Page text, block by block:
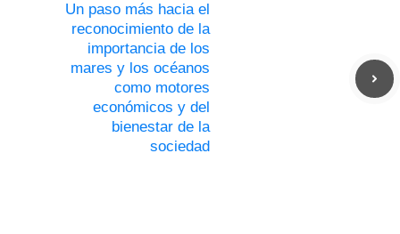
Un paso más hacia el
reconocimiento de la
importancia de los
mares y los océanos
como motores
económicos y del
bienestar de la
sociedad